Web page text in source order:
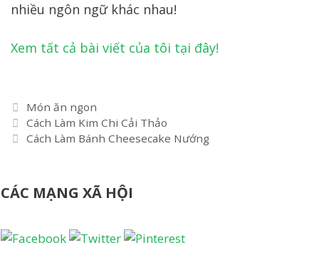
nhiều ngôn ngữ khác nhau!
Xem tất cả bài viết của tôi tại đây!
Danh
mục
Món ăn ngon
Điều
hướng
Cách Làm Kim Chi Cải Thảo
Cách Làm Bánh Cheesecake Nướng
CÁC MẠNG XÃ HỘI